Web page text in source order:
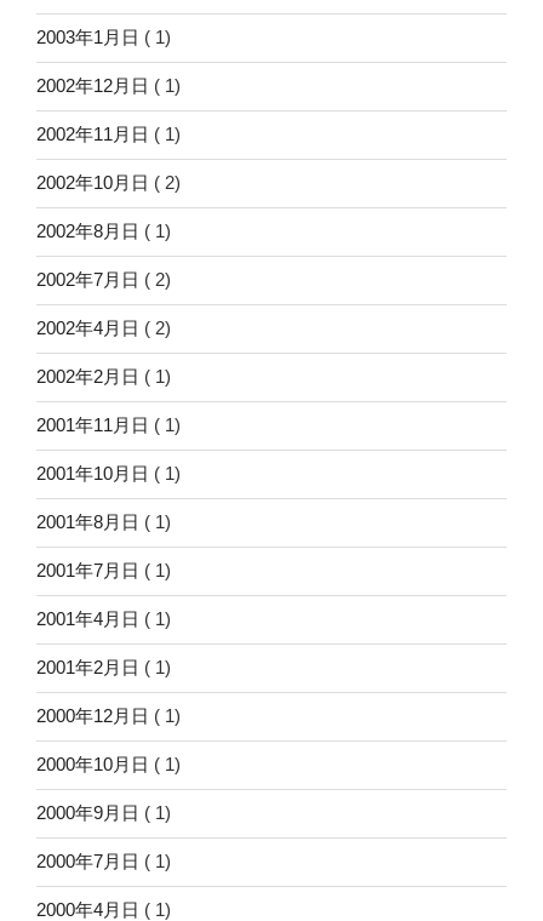
2003年1月日 ( 1)
2002年12月日 ( 1)
2002年11月日 ( 1)
2002年10月日 ( 2)
2002年8月日 ( 1)
2002年7月日 ( 2)
2002年4月日 ( 2)
2002年2月日 ( 1)
2001年11月日 ( 1)
2001年10月日 ( 1)
2001年8月日 ( 1)
2001年7月日 ( 1)
2001年4月日 ( 1)
2001年2月日 ( 1)
2000年12月日 ( 1)
2000年10月日 ( 1)
2000年9月日 ( 1)
2000年7月日 ( 1)
2000年4月日 ( 1)